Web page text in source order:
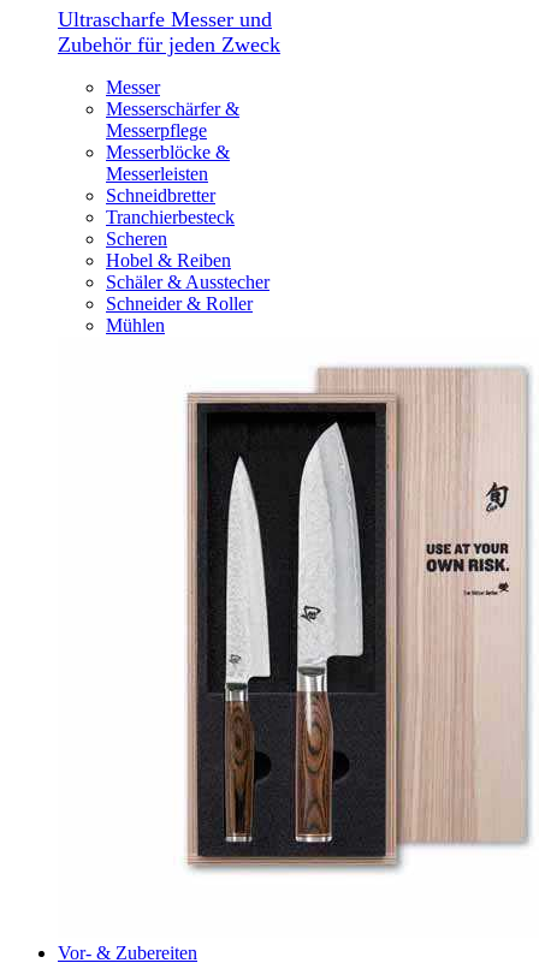
Ultrascharfe Messer und
Zubehör für jeden Zweck
Messer
Messerschärfer &
Messerpflege
Messerblöcke &
Messerleisten
Schneidbretter
Tranchierbesteck
Scheren
Hobel & Reiben
Schäler & Ausstecher
Schneider & Roller
Mühlen
Vor- & Zubereiten